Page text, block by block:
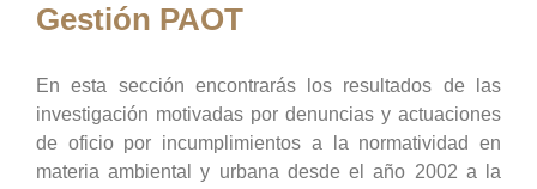
Gestión PAOT
En esta sección encontrarás los resultados de las
investigación motivadas por denuncias y actuaciones
de oficio por incumplimientos a la normatividad en
materia ambiental y urbana desde el año 2002 a la